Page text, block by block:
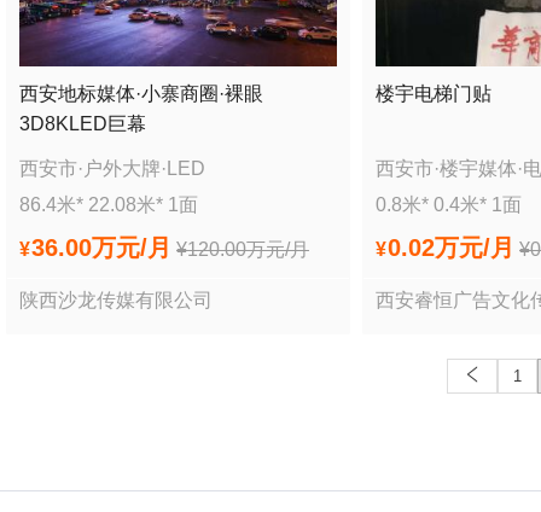
西安地标媒体·小寨商圈·裸眼
3D8KLED巨幕
西安市· 户外大牌· LED
86.4米* 22.08米* 1 面
¥36.00万元/月 ¥120.00万元/月
陕西沙龙传媒有限公司
楼宇电梯门贴
西安市·楼宇媒体·
0.8米* 0.4米* 1 面
¥0.02万元/月 ¥
西安睿恒广告文化
1